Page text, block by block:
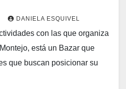
DANIELA ESQUIVEL
con las que organiza
está un Bazar que
que buscan posicionar su